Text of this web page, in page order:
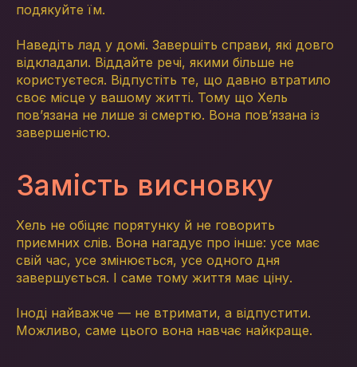
подякуйте їм.
Наведіть лад у домі. Завершіть справи, які довго
відкладали. Віддайте речі, якими більше не
користуєтеся. Відпустіть те, що давно втратило
своє місце у вашому житті. Тому що Хель
пов’язана не лише зі смертю. Вона пов’язана із
завершеністю.
Замість висновку
Хель не обіцяє порятунку й не говорить
приємних слів. Вона нагадує про інше: усе має
свій час, усе змінюється, усе одного дня
завершується. І саме тому життя має ціну.
Іноді найважче — не втримати, а відпустити.
Можливо, саме цього вона навчає найкраще.